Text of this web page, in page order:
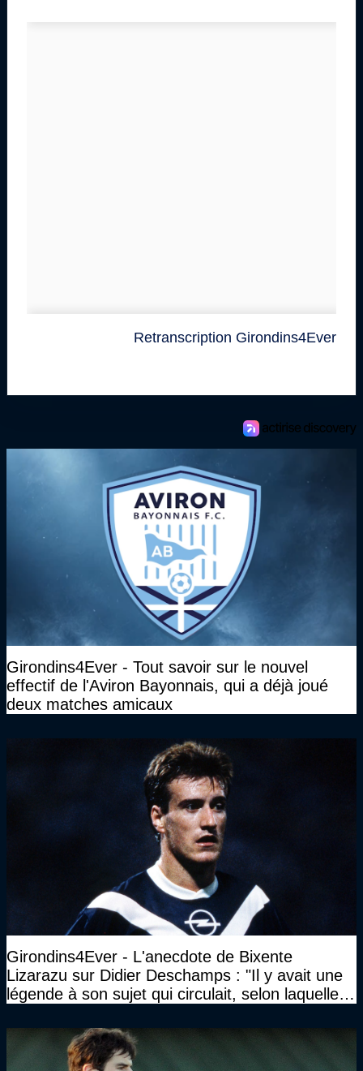
Retranscription Girondins4Ever
Girondins4Ever - Tout savoir sur le nouvel
effectif de l'Aviron Bayonnais, qui a déjà joué
deux matches amicaux
Girondins4Ever - L'anecdote de Bixente
Lizarazu sur Didier Deschamps : "Il y avait une
légende à son sujet qui circulait, selon laquelle il